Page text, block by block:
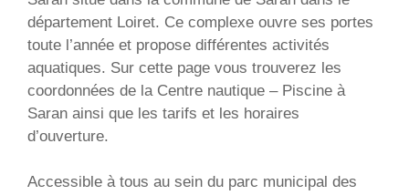
département Loiret. Ce complexe ouvre ses portes
toute l’année et propose différentes activités
aquatiques. Sur cette page vous trouverez les
coordonnées de la Centre nautique – Piscine à
Saran ainsi que les tarifs et les horaires
d’ouverture.
Accessible à tous au sein du parc municipal des